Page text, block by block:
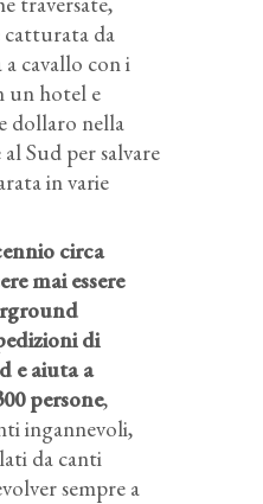
catturata da
cavallo con i
un hotel e
dollaro nella
Sud per salvare
in varie
circa
mai essere
di
e aiuta a
persone,
ingannevoli,
da canti
sempre a